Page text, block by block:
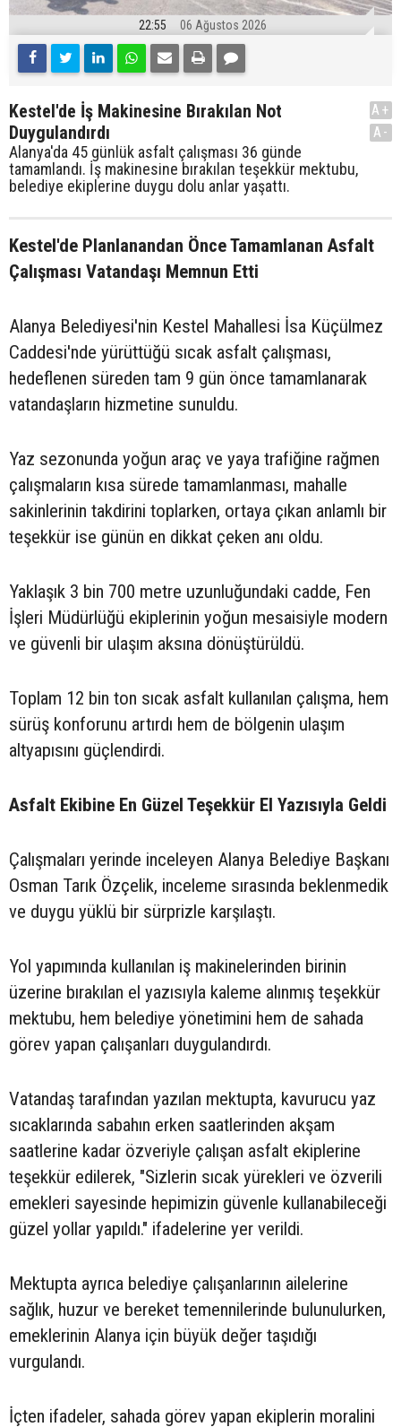
22:55 06 Ağustos 2026
Kestel'de İş Makinesine Bırakılan Not
Duygulandırdı
Alanya'da 45 günlük asfalt çalışması 36 günde
tamamlandı. İş makinesine bırakılan teşekkür mektubu,
belediye ekiplerine duygu dolu anlar yaşattı.
A+
A-
Kestel'de Planlanandan Önce Tamamlanan Asfalt
Çalışması Vatandaşı Memnun Etti
Alanya Belediyesi'nin Kestel Mahallesi İsa Küçülmez
Caddesi'nde yürüttüğü sıcak asfalt çalışması,
hedeflenen süreden tam 9 gün önce tamamlanarak
vatandaşların hizmetine sunuldu.
Yaz sezonunda yoğun araç ve yaya trafiğine rağmen
çalışmaların kısa sürede tamamlanması, mahalle
sakinlerinin takdirini toplarken, ortaya çıkan anlamlı bir
teşekkür ise günün en dikkat çeken anı oldu.
Yaklaşık 3 bin 700 metre uzunluğundaki cadde, Fen
İşleri Müdürlüğü ekiplerinin yoğun mesaisiyle modern
ve güvenli bir ulaşım aksına dönüştürüldü.
Toplam 12 bin ton sıcak asfalt kullanılan çalışma, hem
sürüş konforunu artırdı hem de bölgenin ulaşım
altyapısını güçlendirdi.
Asfalt Ekibine En Güzel Teşekkür El Yazısıyla Geldi
Çalışmaları yerinde inceleyen Alanya Belediye Başkanı
Osman Tarık Özçelik, inceleme sırasında beklenmedik
ve duygu yüklü bir sürprizle karşılaştı.
Yol yapımında kullanılan iş makinelerinden birinin
üzerine bırakılan el yazısıyla kaleme alınmış teşekkür
mektubu, hem belediye yönetimini hem de sahada
görev yapan çalışanları duygulandırdı.
Vatandaş tarafından yazılan mektupta, kavurucu yaz
sıcaklarında sabahın erken saatlerinden akşam
saatlerine kadar özveriyle çalışan asfalt ekiplerine
teşekkür edilerek, "Sizlerin sıcak yürekleri ve özverili
emekleri sayesinde hepimizin güvenle kullanabileceği
güzel yollar yapıldı." ifadelerine yer verildi.
Mektupta ayrıca belediye çalışanlarının ailelerine
sağlık, huzur ve bereket temennilerinde bulunulurken,
emeklerinin Alanya için büyük değer taşıdığı
vurgulandı.
İçten ifadeler, sahada görev yapan ekiplerin moralini